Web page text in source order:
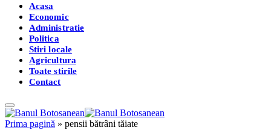
Acasa
Economic
Administratie
Politica
Stiri locale
Agricultura
Toate stirile
Contact
Prima pagină » pensii bătrâni tăiate